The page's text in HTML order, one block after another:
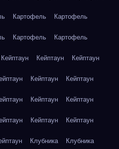
Картофель Картофель
Картофель Картофель
Кейптаун Кейптаун Кейптаун
Кейптаун Кейптаун
Кейптаун Кейптаун
Кейптаун Кейптаун
Клубника Клубника